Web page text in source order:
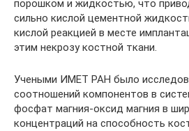
порошком и жидкостью, что
сильно кислой цементной
кислой реакцией в месте
этим некрозу костной ткани.
Учеными ИМЕТ РАН было
соотношений компонентов в
фосфат магния-оксид магния в
концентраций на способность